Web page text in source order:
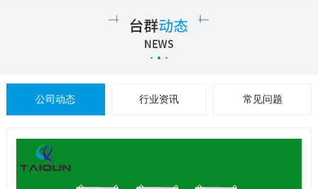
公司动态 行业资讯 常见问题